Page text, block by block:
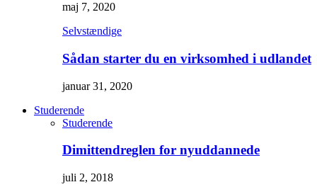
maj 7, 2020
Selvstændige
Sådan starter du en virksomhed i udlandet
januar 31, 2020
Studerende
Studerende
Dimittendreglen for nyuddannede
juli 2, 2018